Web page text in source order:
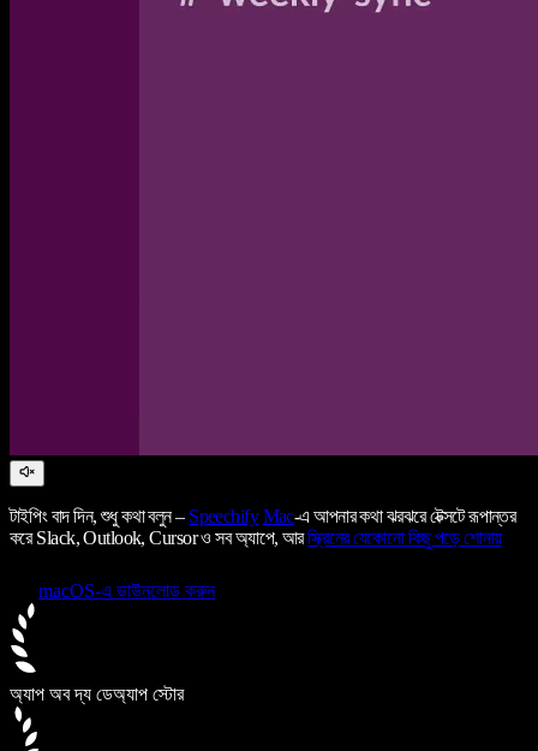
টাইপিং বাদ দিন, শুধু কথা বলুন – Speechify Mac-এ আপনার কথা ঝরঝরে টেক্সটে রূপান্তর
করে Slack, Outlook, Cursor ও সব অ্যাপে, আরস্ক্রিনের যেকোনো কিছু পড়ে শোনায়
macOS-এ ডাউনলোড করুন
অ্যাপ অব দ্য ডেঅ্যাপ স্টোর